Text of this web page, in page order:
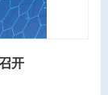
开